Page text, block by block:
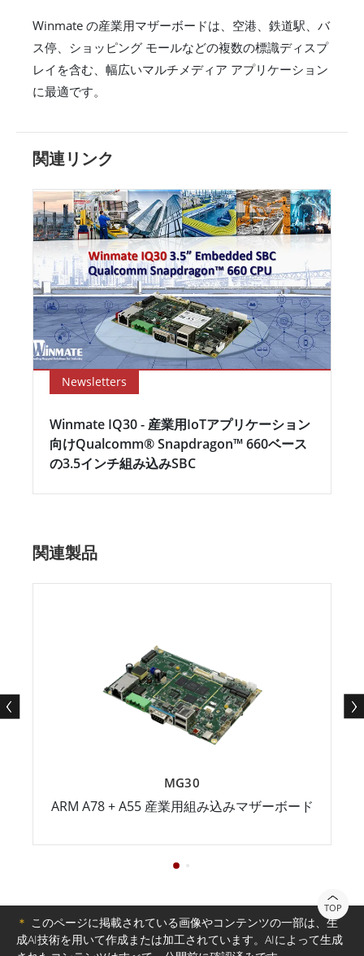
Winmate の産業用マザーボードは、空港、鉄道駅、バ
ス停、ショッピング モールなどの複数の標識ディスプ
レイを含む、幅広いマルチメディア アプリケーション
に最適です。
関連リンク
Newsletters
Winmate IQ30 - 産業用IoTアプリケーション
向けQualcomm® Snapdragon™ 660ベース
の3.5インチ組み込みSBC
関連製品
MG30
ARM A78 + A55 産業用組み込みマザーボード
TOP
＊ このページに掲載されている画像やコンテンツの一部は、生
成AI技術を用いて作成または加工されています。AIによって生成